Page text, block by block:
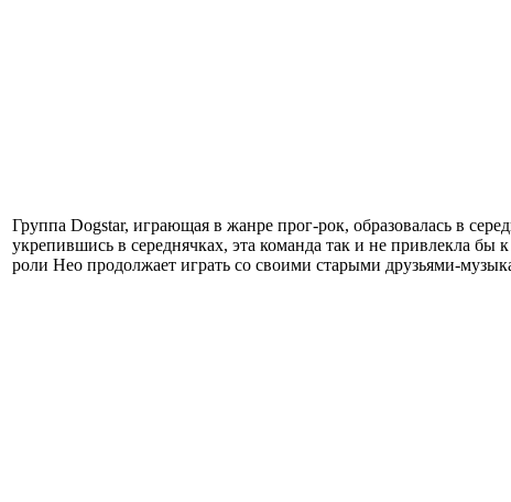
Группа Dogstar, играющая в жанре прог-рок, образовалась в
укрепившись в середнячках, эта команда так и не привлекла бы
роли Нео продолжает играть со своими старыми друзьями-